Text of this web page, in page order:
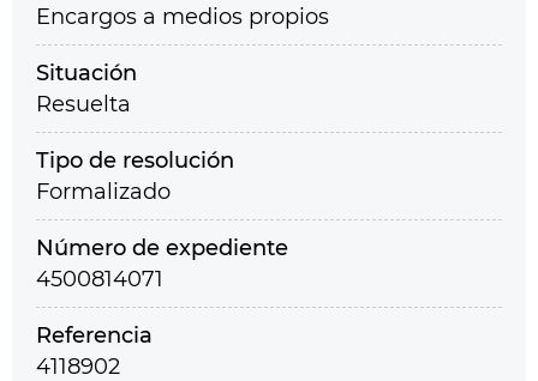
Encargos a medios propios
Situación
Resuelta
Tipo de resolución
Formalizado
Número de expediente
4500814071
Referencia
4118902